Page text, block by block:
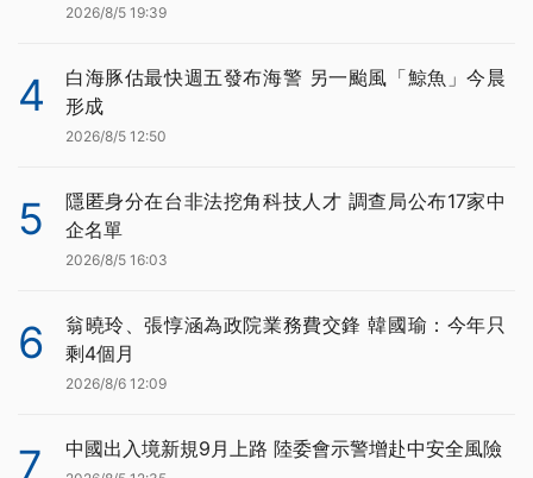
2026/8/5 19:39
4
白海豚估最快週五發布海警 另一颱風「鯨魚」今晨
形成
2026/8/5 12:50
5
隱匿身分在台非法挖角科技人才 調查局公布17家中
企名單
2026/8/5 16:03
6
翁曉玲、張惇涵為政院業務費交鋒 韓國瑜：今年只
剩4個月
2026/8/6 12:09
7 中國出入境新規9月上路 陸委會示警增赴中安全風險